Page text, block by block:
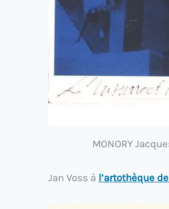
MONORY
Jan Voss à l’artothèque